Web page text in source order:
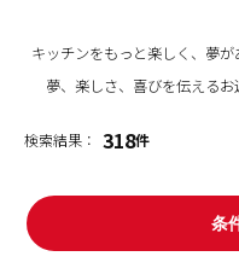
キッチンをもっと楽しく、夢
夢、楽しさ、喜びを伝えるお
検索結果： 318件
条